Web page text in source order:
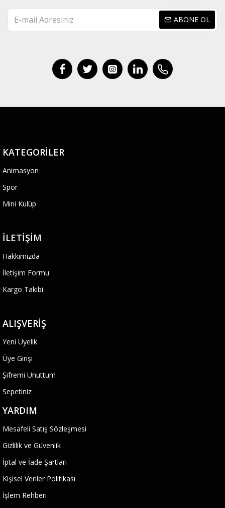
ABONE OL
KATEGORILER
Animasyon
Spor
Mini Kulüp
İLETIŞIM
Hakkımızda
İletişim Formu
Kargo Takibi
ALIŞVERIŞ
Yeni Üyelik
Üye Girişi
Şifremi Unuttum
Sepetiniz
YARDIM
Mesafeli Satış Sözleşmesi
Gizlilik ve Güvenlik
İptal ve İade Şartları
Kişisel Veriler Politikası
İşlem Rehberi